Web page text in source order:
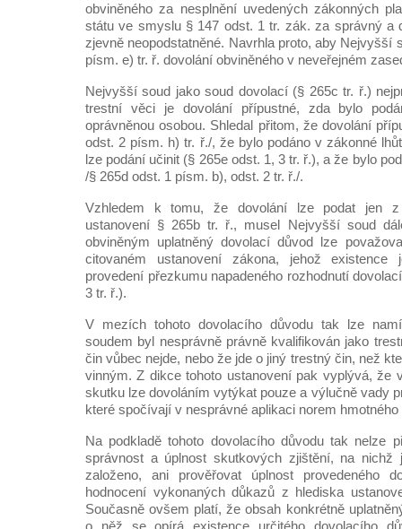
obviněného za nesplnění uvedených zákonných
státu ve smyslu § 147 odst. 1 tr. zák. za správný a
zjevně neopodstatněné. Navrhla proto, aby Nejvyšší
písm. e) tr. ř. dovolání obviněného v neveřejném
Nejvyšší soud jako soud dovolací (§ 265c tr. ř.)
trestní věci je dovolání přípustné, zda bylo
oprávněnou osobou. Shledal přitom, že dovolání
odst. 2 písm. h) tr. ř./, že bylo podáno v zákonné
lze podání učinit (§ 265e odst. 1, 3 tr. ř.), a že bylo
/§ 265d odst. 1 písm. b), odst. 2 tr. ř./.
Vzhledem k tomu, že dovolání lze podat jen
ustanovení § 265b tr. ř., musel Nejvyšší soud
obviněným uplatněný dovolací důvod lze
citovaném ustanovení zákona, jehož existence
provedení přezkumu napadeného rozhodnutí
3 tr. ř.).
V mezích tohoto dovolacího důvodu tak lze
soudem byl nesprávně právně kvalifikován jako
čin vůbec nejde, nebo že jde o jiný trestný čin, než
vinným. Z dikce tohoto ustanovení pak vyplývá, že
skutku lze dovoláním vytýkat pouze a výlučně vady
které spočívají v nesprávné aplikaci norem hmotného
Na podkladě tohoto dovolacího důvodu tak nelze
správnost a úplnost skutkových zjištění, na nichž
založeno, ani prověřovat úplnost provedeného
hodnocení vykonaných důkazů z hlediska
Současně ovšem platí, že obsah konkrétně
o něž se opírá existence určitého dovolacího